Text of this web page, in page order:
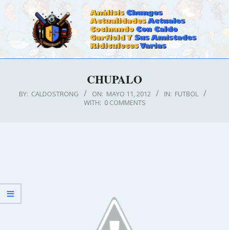
CALDOSTRONG.COM
CHUPALO
BY: CALDOSTRONG ON: MAYO 11, 2012 IN: FUTBOL
WITH: 0 COMMENTS